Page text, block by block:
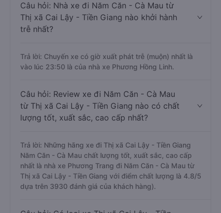
Câu hỏi: Nhà xe đi Năm Căn - Cà Mau từ
Thị xã Cai Lậy - Tiền Giang nào khởi hành
trễ nhất?
Trả lời: Chuyến xe có giờ xuất phát trễ (muộn) nhất là
vào lúc 23:50 là của nhà xe Phương Hồng Linh.
Câu hỏi: Review xe đi Năm Căn - Cà Mau
từ Thị xã Cai Lậy - Tiền Giang nào có chất
lượng tốt, xuất sắc, cao cấp nhất?
Trả lời: Những hãng xe đi Thị xã Cai Lậy - Tiền Giang
Năm Căn - Cà Mau chất lượng tốt, xuất sắc, cao cấp
nhất là nhà xe Phương Trang đi Năm Căn - Cà Mau từ
Thị xã Cai Lậy - Tiền Giang với điểm chất lượng là 4.8/5
dựa trên 3930 đánh giá của khách hàng).